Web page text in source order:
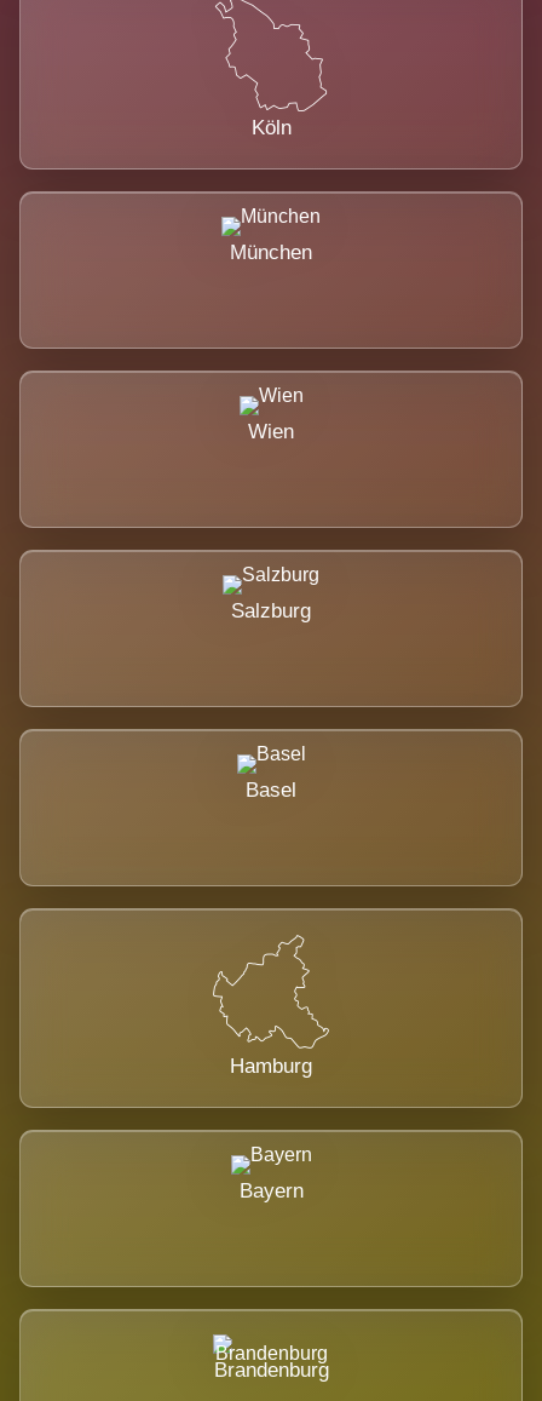
Köln
München
Wien
Salzburg
Basel
Hamburg
Bayern
Brandenburg